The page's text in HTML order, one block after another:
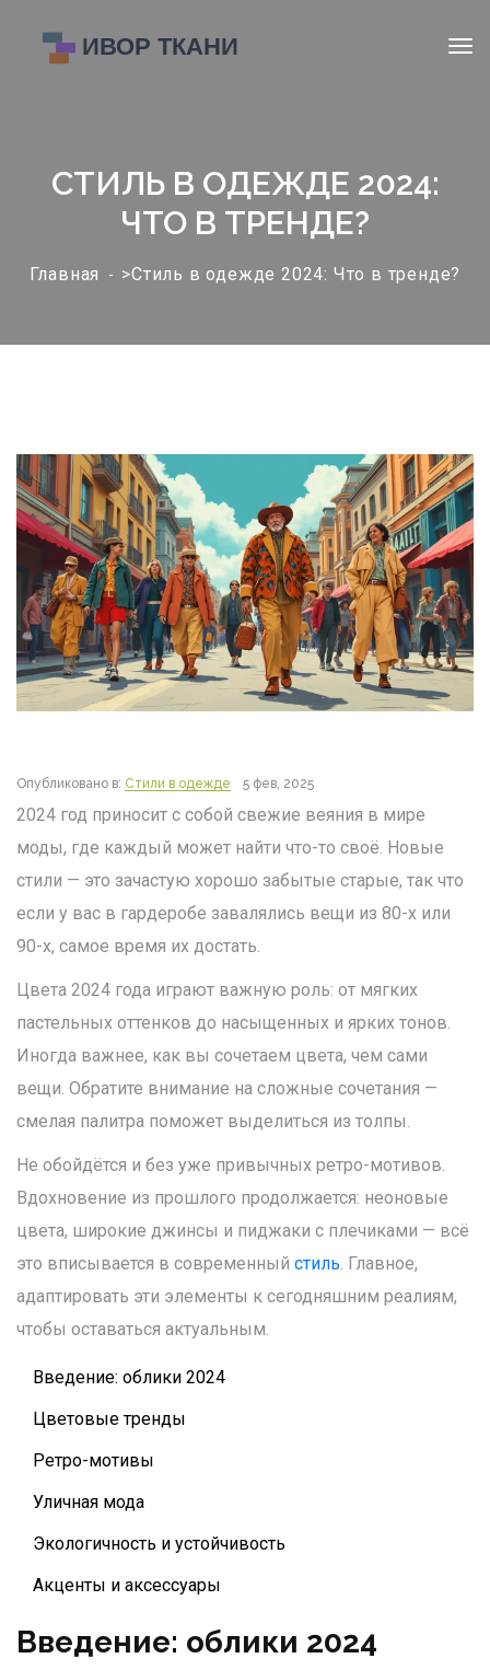
СТИЛЬ В ОДЕЖДЕ 2024:
ЧТО В ТРЕНДЕ?
Главная >Стиль в одежде 2024: Что в тренде?
Опубликовано в: Стили в одежде 5 фев, 2025
2024 год приносит с собой свежие веяния в мире
моды, где каждый может найти что-то своё. Новые
стили — это зачастую хорошо забытые старые, так что
если у вас в гардеробе завалялись вещи из 80-х или
90-х, самое время их достать.
Цвета 2024 года играют важную роль: от мягких
пастельных оттенков до насыщенных и ярких тонов.
Иногда важнее, как вы сочетаем цвета, чем сами
вещи. Обратите внимание на сложные сочетания —
смелая палитра поможет выделиться из толпы.
Не обойдётся и без уже привычных ретро-мотивов.
Вдохновение из прошлого продолжается: неоновые
цвета, широкие джинсы и пиджаки с плечиками — всё
это вписывается в современный стиль. Главное,
адаптировать эти элементы к сегодняшним реалиям,
чтобы оставаться актуальным.
Введение: облики 2024
Цветовые тренды
Ретро-мотивы
Уличная мода
Экологичность и устойчивость
Акценты и аксессуары
Введение: облики 2024